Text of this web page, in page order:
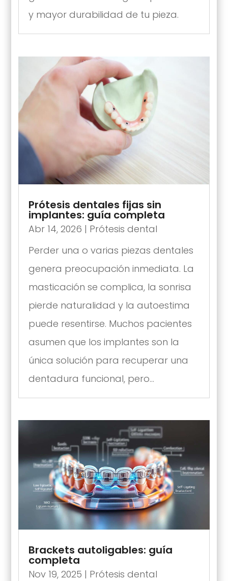
y mayor durabilidad de tu pieza.
Prótesis dentales fijas sin
implantes: guía completa
Abr 14, 2026 | Prótesis dental
Perder una o varias piezas dentales
genera preocupación inmediata. La
masticación se complica, la sonrisa
pierde naturalidad y la autoestima
puede resentirse. Muchos pacientes
asumen que los implantes son la
única solución para recuperar una
dentadura funcional, pero...
Brackets autoligables: guía
completa
Nov 19, 2025 | Prótesis dental